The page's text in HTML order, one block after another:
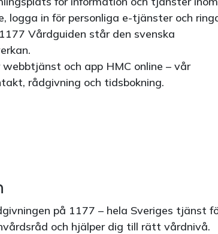
logga in för personliga e-tjänster och
Vårdguiden står den svenska
och app HMC online – vår
rådgivning och tidsbokning.
på 1177 – hela Sveriges tjänst
och hjälper dig till rätt vårdnivå.